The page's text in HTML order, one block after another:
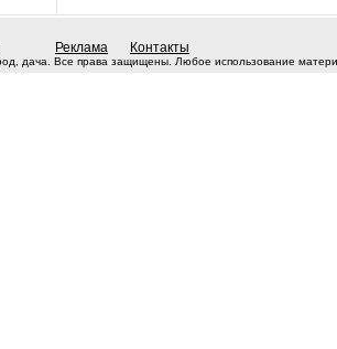
Реклама Контакты
дача. Все права защищены. Любое использование